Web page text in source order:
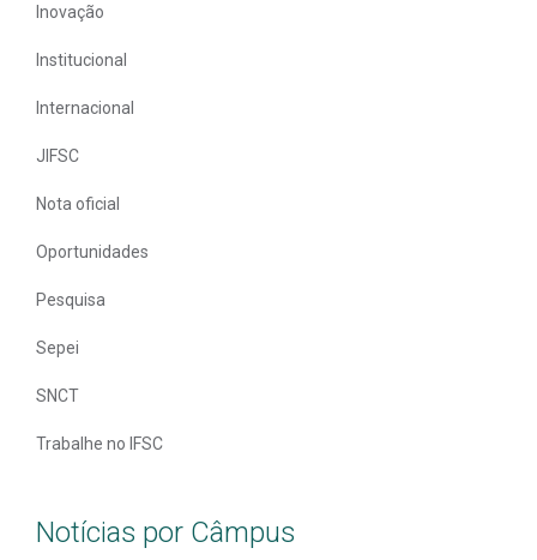
Inovação
Institucional
Internacional
JIFSC
Nota oficial
Oportunidades
Pesquisa
Sepei
SNCT
Trabalhe no IFSC
Notícias por Câmpus